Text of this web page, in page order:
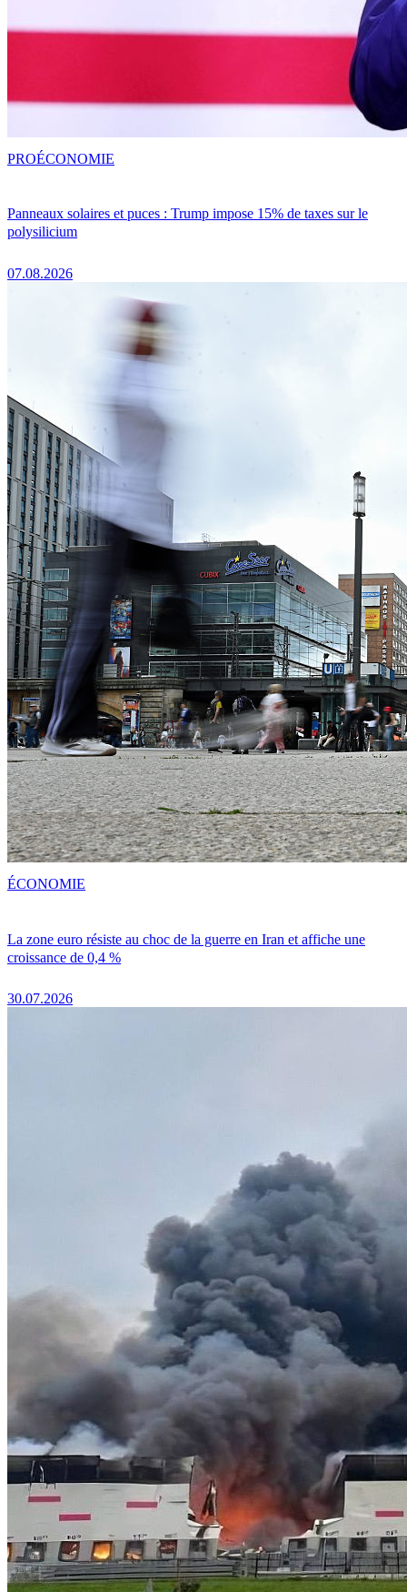
Panneaux solaires et puces : Trump impose 15% de taxes sur le
polysilicium
07.08.2026
PROÉCONOMIE
La zone euro résiste au choc de la guerre en Iran et affiche une
croissance de 0,4 %
30.07.2026
ÉCONOMIE